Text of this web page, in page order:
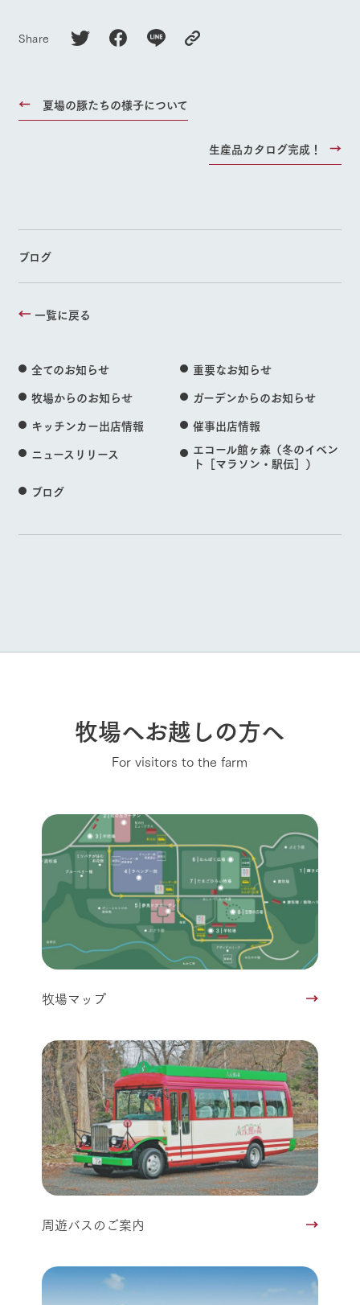
Share
夏場の豚たちの様子について
生産品カタログ完成！
ブログ
一覧に戻る
全てのお知らせ
重要なお知らせ
牧場からのお知らせ
ガーデンからのお知らせ
キッチンカー出店情報
催事出店情報
ニュースリリース
エコール館ヶ森（冬のイベン
ト［マラソン・駅伝］）
ブログ
牧場へお越しの方へ
For visitors to the farm
牧場マップ
周遊バスのご案内